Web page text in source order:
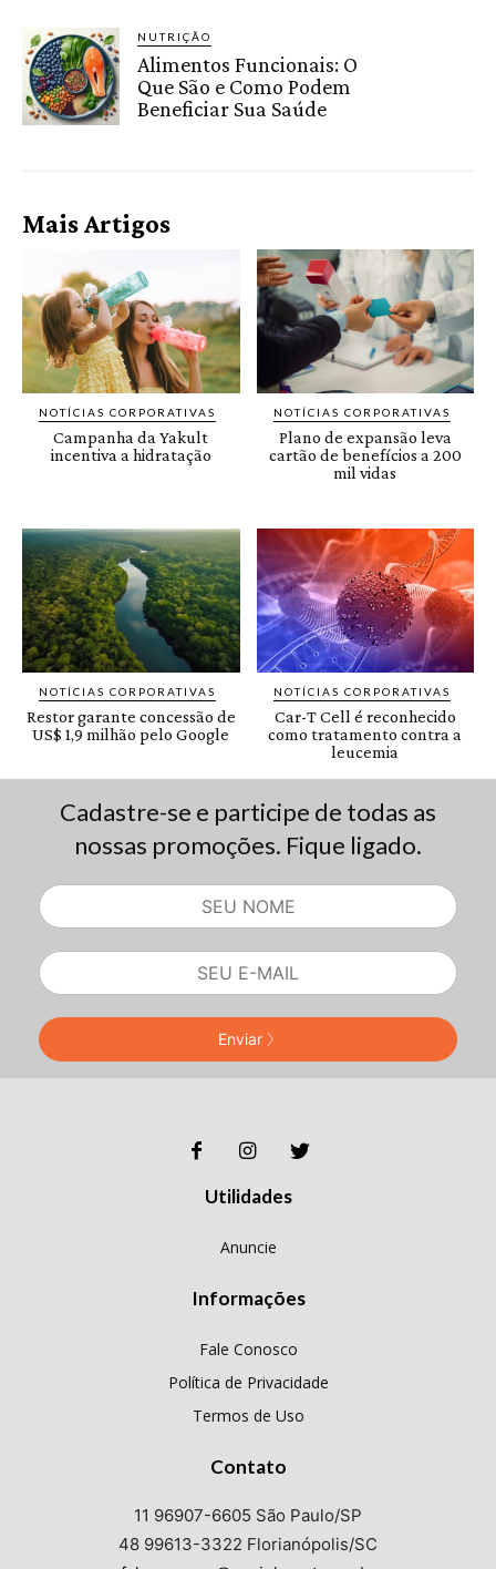
Cadastre-se e participe de todas as
nossas promoções. Fique ligado.
Enviar
Utilidades
Anuncie
Informações
Fale Conosco
Política de Privacidade
Termos de Uso
Contato
11 96907-6605 São Paulo/SP
48 99613-3322 Florianópolis/SC